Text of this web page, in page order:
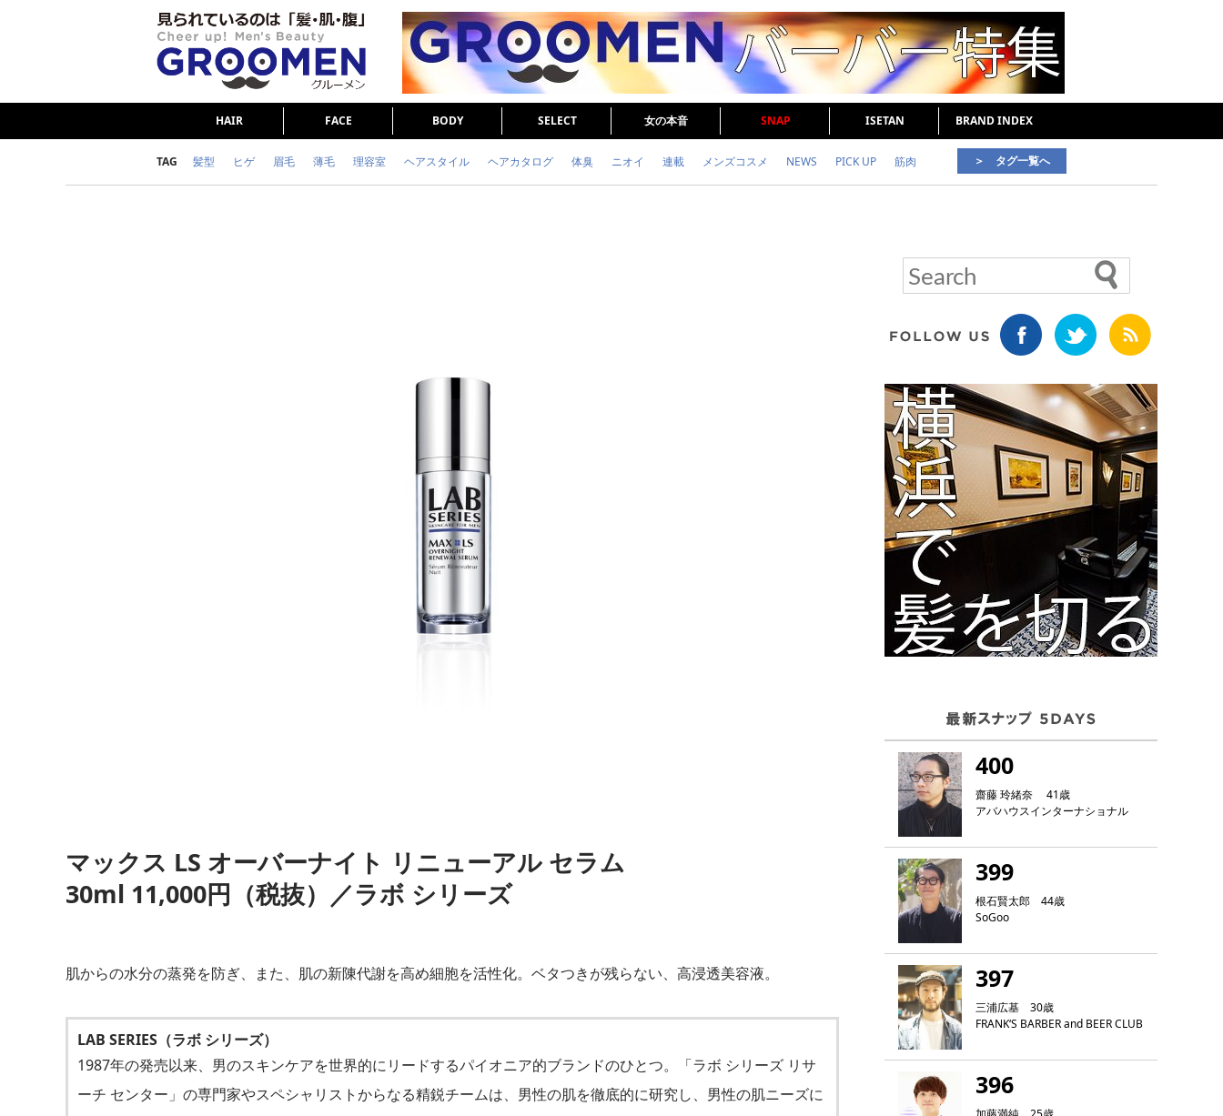
HAIR FACE BODY SELECT 女の本音 SNAP ISETAN BRAND INDEX
TAG 髪型 ヒゲ 眉毛 薄毛 理容室 ヘアスタイル ヘアカタログ 体臭 ニオイ 連載 メンズコスメ NEWS PICK UP 筋肉 ＞ タグ一覧へ
マックス LS オーバーナイト リニューアル セラム
30ml 11,000円（税抜）／ラボ シリーズ
肌からの水分の蒸発を防ぎ、また、肌の新陳代謝を高め細胞を活性化。ベタつきが残らない、高浸透美容液。
LAB SERIES（ラボ シリーズ）
1987年の発売以来、男のスキンケアを世界的にリードするパイオニア的ブランドのひとつ。「ラボ シリーズ リサ
ーチ センター」の専門家やスペシャリストからなる精鋭チームは、男性の肌を徹底的に研究し、男性の肌ニーズに
400
齋藤 玲緒奈 41歳
アバハウスインターナショナル
399
根石賢太郎 44歳
SoGoo
397
三浦広基 30歳
FRANK‘S BARBER and BEER CLUB
396